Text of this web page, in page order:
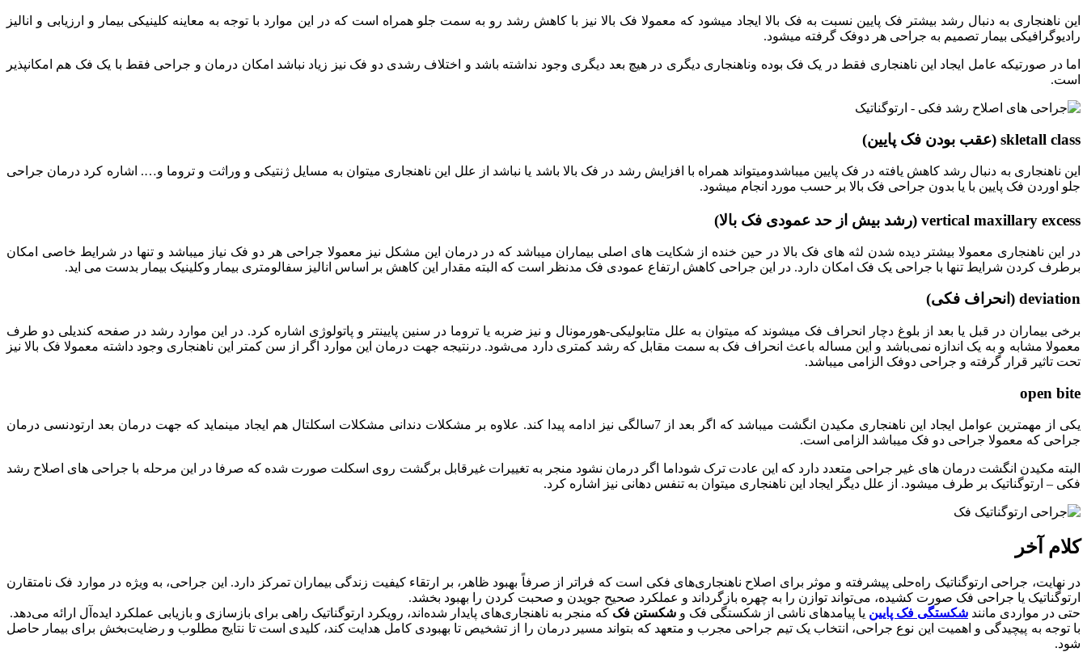
این ناهنجاری به دنبال رشد بیشتر فک پایین نسبت به فک بالا ایجاد میشود که معمولا فک بالا نیز با کاهش رشد رو به سمت جلو همراه است که در این موارد با توجه به معاینه کلینیکی بیمار و ارزیابی و انالیز
رادیوگرافیکی بیمار تصمیم به جراحی هر دوفک گرفته میشود.
اما در صورتیکه عامل ایجاد این ناهنجاری فقط در یک فک بوده وناهنجاری دیگری در هیچ بعد دیگری وجود نداشته باشد و اختلاف رشدی دو فک نیز زیاد نباشد امکان درمان و جراحی فقط با یک فک هم امکانپذیر
است.
skletall class (عقب بودن فک پایین)
این ناهنجاری به دنبال رشد کاهش یافته در فک پایین میباشدومیتواند همراه با افزایش رشد در فک بالا باشد یا نباشد از علل این ناهنجاری میتوان به مسایل ژنتیکی و وراثت و تروما و…. اشاره کرد درمان جراحی
جلو اوردن فک پایین با یا بدون جراحی فک بالا بر حسب مورد انجام میشود.
vertical maxillary excess (رشد بیش از حد عمودی فک بالا)
در این ناهنجاری معمولا بیشتر دیده شدن لثه های فک بالا در حین خنده از شکایت های اصلی بیماران میباشد که در درمان این مشکل نیز معمولا جراحی هر دو فک نیاز میباشد و تنها در شرایط خاصی امکان
برطرف کردن شرایط تنها با جراحی یک فک امکان دارد. در این جراحی کاهش ارتفاع عمودی فک مدنظر است که البته مقدار این کاهش بر اساس انالیز سفالومتری بیمار وکلینیک بیمار بدست می اید.
deviation (انحراف فکی)
برخی بیماران در قبل یا بعد از بلوغ دچار انحراف فک میشوند که میتوان به علل متابولیکی-هورمونال و نیز ضربه یا تروما در سنین پایینتر و پاتولوژی اشاره کرد. در این موارد رشد در صفحه کندیلی دو طرف
معمولا مشابه و به یک اندازه نمی‌باشد و این مساله باعث انحراف فک به سمت مقابل که رشد کمتری دارد می‌شود. درنتیجه جهت درمان این موارد اگر از سن کمتر این ناهنجاری وجود داشته معمولا فک بالا نیز
تحت تاثیر قرار گرفته و جراحی دوفک الزامی میباشد.
open bite
یکی از مهمترین عوامل ایجاد این ناهنجاری مکیدن انگشت میباشد که اگر بعد از 7سالگی نیز ادامه پیدا کند. علاوه بر مشکلات دندانی مشکلات اسکلتال هم ایجاد مینماید که جهت درمان بعد ارتودنسی درمان
جراحی که معمولا جراحی دو فک میباشد الزامی است.
البته مکیدن انگشت درمان های غیر جراحی متعدد دارد که این عادت ترک شوداما اگر درمان نشود منجر به تغییرات غیرقابل برگشت روی اسکلت صورت شده که صرفا در این مرحله با جراحی های اصلاح رشد
فکی – ارتوگناتیک بر طرف میشود. از علل دیگر ایجاد این ناهنجاری میتوان به تنفس دهانی نیز اشاره کرد.
کلام آخر
در نهایت، جراحی ارتوگناتیک راه‌حلی پیشرفته و موثر برای اصلاح ناهنجاری‌های فکی است که فراتر از صرفاً بهبود ظاهر، بر ارتقاء کیفیت زندگی بیماران تمرکز دارد. این جراحی، به ویژه در موارد فک نامتقارن
ارتوگناتیک یا جراحی فک صورت کشیده، می‌تواند توازن را به چهره بازگرداند و عملکرد صحیح جویدن و صحبت کردن را بهبود بخشد.
حتی در مواردی مانند شکستگی فک پایین یا پیامدهای ناشی از شکستگی فک و شکستن فک که منجر به ناهنجاری‌های پایدار شده‌اند، رویکرد ارتوگناتیک راهی برای بازسازی و بازیابی عملکرد ایده‌آل ارائه می‌دهد.
با توجه به پیچیدگی و اهمیت این نوع جراحی، انتخاب یک تیم جراحی مجرب و متعهد که بتواند مسیر درمان را از تشخیص تا بهبودی کامل هدایت کند، کلیدی است تا نتایج مطلوب و رضایت‌بخش برای بیمار حاصل
شود.